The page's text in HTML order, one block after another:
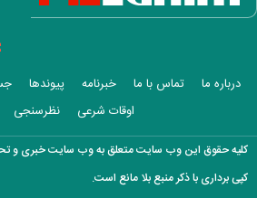
قیمت خودرو‌های سایپا + جدول
قیمت خودرو‌های ایران خودرو + جدول
قیمت سکه و طلا + جدول
قیمت بیت کوین و رمزارز‌ها + جدول
درباره ما تماس با ما خبرنامه پیوندها
اوقات شرعی
نظرسنجی
کپی برداری با ذکر منبع بلا مانع است.